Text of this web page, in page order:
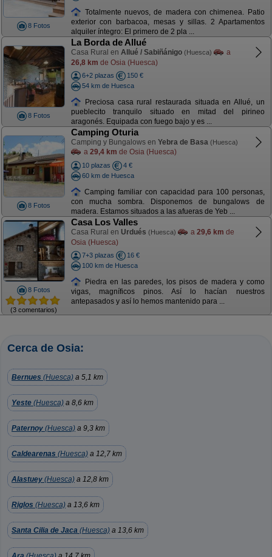
8 Fotos
Totalmente nuevos, de madera con chimenea. Patio
exterior con barbacoa, mesas y sillas. 2 Apartamentos
alquiler íntegro: El primero de 2 pla ...
8 Fotos
La Borda de Allué
Casa Rural en Allué / Sabiñánigo (Huesca)
a
26,8 km de Osia (Huesca)
6+2 plazas
150 €
54 km de Huesca
Preciosa casa rural restaurada situada en Allué, un
pueblecito tranquilo situado en mitad del pirineo
aragonés. Equipada con fuego bajo y es ...
8 Fotos
Camping Oturia
Camping y Bungalows en Yebra de Basa (Huesca)
a 29,4 km de Osia (Huesca)
10 plazas
4 €
60 km de Huesca
Camping familiar con capacidad para 100 personas,
con mucha sombra. Disponemos de bungalows de
madera. Estamos situados a las afueras de Yeb ...
8 Fotos
(3 comentarios)
Casa Los Valles
Casa Rural en Urdués (Huesca) a 29,6 km de
Osia (Huesca)
7+3 plazas
16 €
100 km de Huesca
Piedra en las paredes, los pisos de madera y como
vigas, magníficos pinos. Así lo hacían nuestros
antepasados y así lo hemos mantenido para ...
Cerca de Osia:
Bernues (Huesca) a 5,1 km
Yeste (Huesca) a 8,6 km
Paternoy (Huesca) a 9,3 km
Caldearenas (Huesca) a 12,7 km
Alastuey (Huesca) a 12,8 km
Riglos (Huesca) a 13,6 km
Santa Cilia de Jaca (Huesca) a 13,6 km